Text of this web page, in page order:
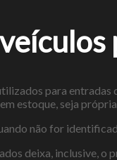
para
estoque, seja
não for
deixa, inclusive,